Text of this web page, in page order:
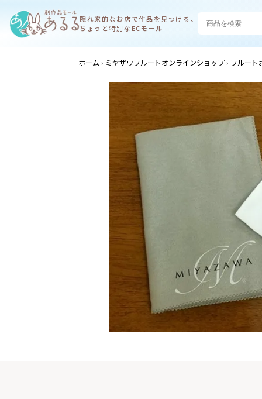
隠れ家的なお店で作品を見つける、
ちょっと特別なECモール
ホーム ミヤザワフルートオンラインショップ フルート